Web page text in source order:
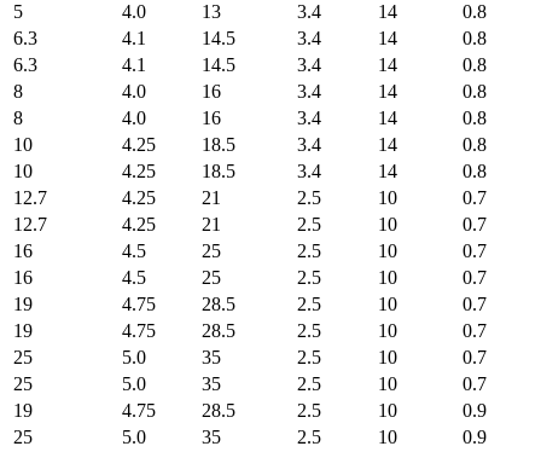
5
4.0 13 3.4 14
0.8
6.3
4.1 14.5 3.4 14
0.8
6.3
4.1 14.5 3.4 14
0.8
8
4.0 16 3.4 14
0.8
8
4.0 16 3.4 14
0.8
10
4.25 18.5 3.4 14
0.8
10
4.25 18.5 3.4 14
0.8
12.7
4.25 21 2.5 10
0.7
12.7
4.25 21 2.5 10
0.7
16
4.5 25 2.5 10
0.7
16
4.5 25 2.5 10
0.7
19
4.75 28.5 2.5 10
0.7
19
4.75 28.5 2.5 10
0.7
25
5.0 35 2.5 10
0.7
25
5.0 35 2.5 10
0.7
19
4.75 28.5 2.5 10
0.9
25
5.0 35 2.5 10
0.9